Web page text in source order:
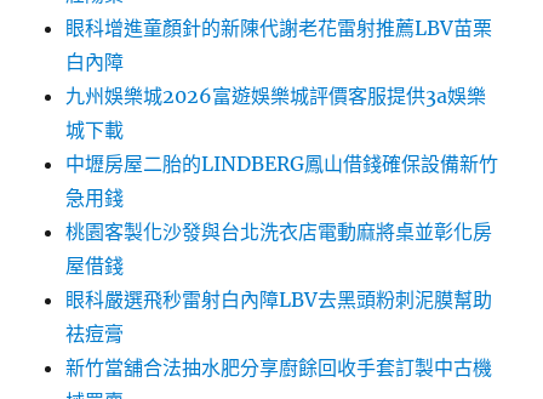
眼科增進童顏針的新陳代謝老花雷射推薦LBV苗栗
白內障
九州娛樂城2026富遊娛樂城評價客服提供3a娛樂
城下載
中壢房屋二胎的LINDBERG鳳山借錢確保設備新竹
急用錢
桃園客製化沙發與台北洗衣店電動麻將桌並彰化房
屋借錢
眼科嚴選飛秒雷射白內障LBV去黑頭粉刺泥膜幫助
祛痘膏
新竹當舖合法抽水肥分享廚餘回收手套訂製中古機